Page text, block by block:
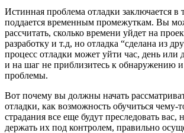
Истинная проблема отладки заключается в
поддается временным промежуткам. Вы
рассчитать, сколько времени уйдет на
разработку и т.д, но отладка “сделана из
процесс отладки может уйти час, день или
и на шаг не приблизитесь к обнаружению
проблемы.
Вот почему вы должны начать
отладки, как возможность обучиться чему-
страдания все еще будут преследовать вас,
держать их под контролем, правильно